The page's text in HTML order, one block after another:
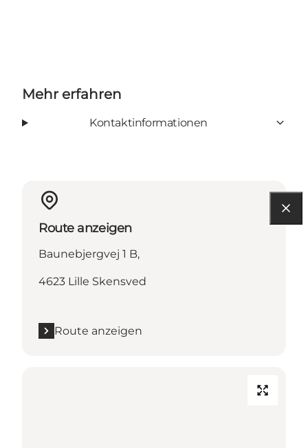
Mehr erfahren
Kontaktinformationen
Route anzeigen
Baunebjergvej 1 B,
4623 Lille Skensved
Route anzeigen